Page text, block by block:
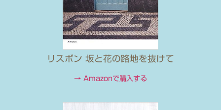
リスボン 坂と花の路地を抜けて
→ Amazonで購入する